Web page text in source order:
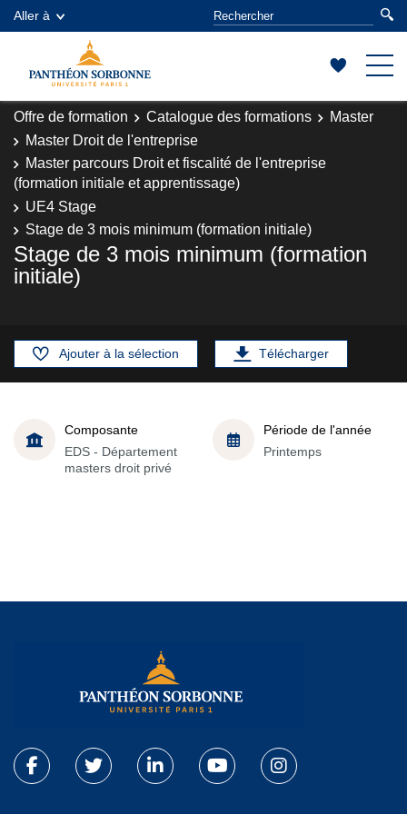
Aller à
Offre de formation Catalogue des formations
Master
Master Droit de l'entreprise
Master parcours Droit et fiscalité de l'entreprise
(formation initiale et apprentissage)
UE4 Stage
Stage de 3 mois minimum (formation initiale)
Stage de 3 mois minimum (formation
initiale)
Ajouter à la sélection Télécharger
Composante
EDS - Département
masters droit privé
Période de l'année
Printemps